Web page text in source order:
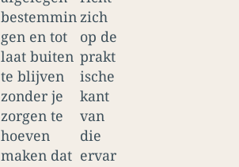
bestemmin
gen en tot
laat buiten
te blijven
zonder je
zorgen te
hoeven
maken dat
zich
op de
prakt
ische
kant
van
die
ervar